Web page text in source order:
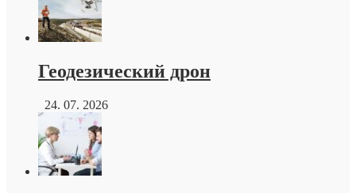
Геодезический дрон
24. 07. 2026